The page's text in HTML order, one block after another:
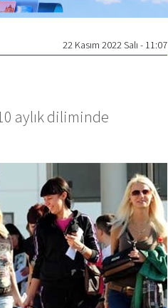
22 Kasım 2022 Salı - 11:07
aylık diliminde